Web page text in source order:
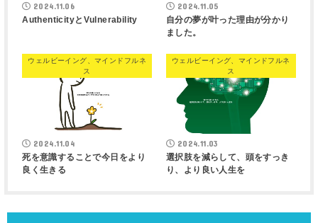
2024.11.06
AuthenticityとVulnerability
2024.11.05
自分の夢が叶った理由が分かり
ました。
ウェルビーイング、マインドフルネ
ス
2024.11.04
死を意識することで今日をより
良く生きる
ウェルビーイング、マインドフルネ
ス
2024.11.03
選択肢を減らして、頭をすっき
り、より良い人生を